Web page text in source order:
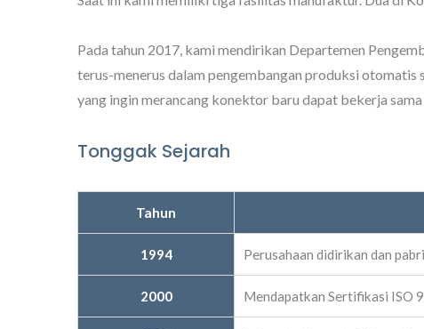
Pada tahun 2017, kami mendirikan Departemen
terus-menerus dalam pengembangan produksi otomatis
yang ingin merancang konektor baru dapat bekerja
Tonggak Sejarah
Tahun
1994 Perusahaan didirikan dan
2000 Mendapatkan Sertifikasi ISO